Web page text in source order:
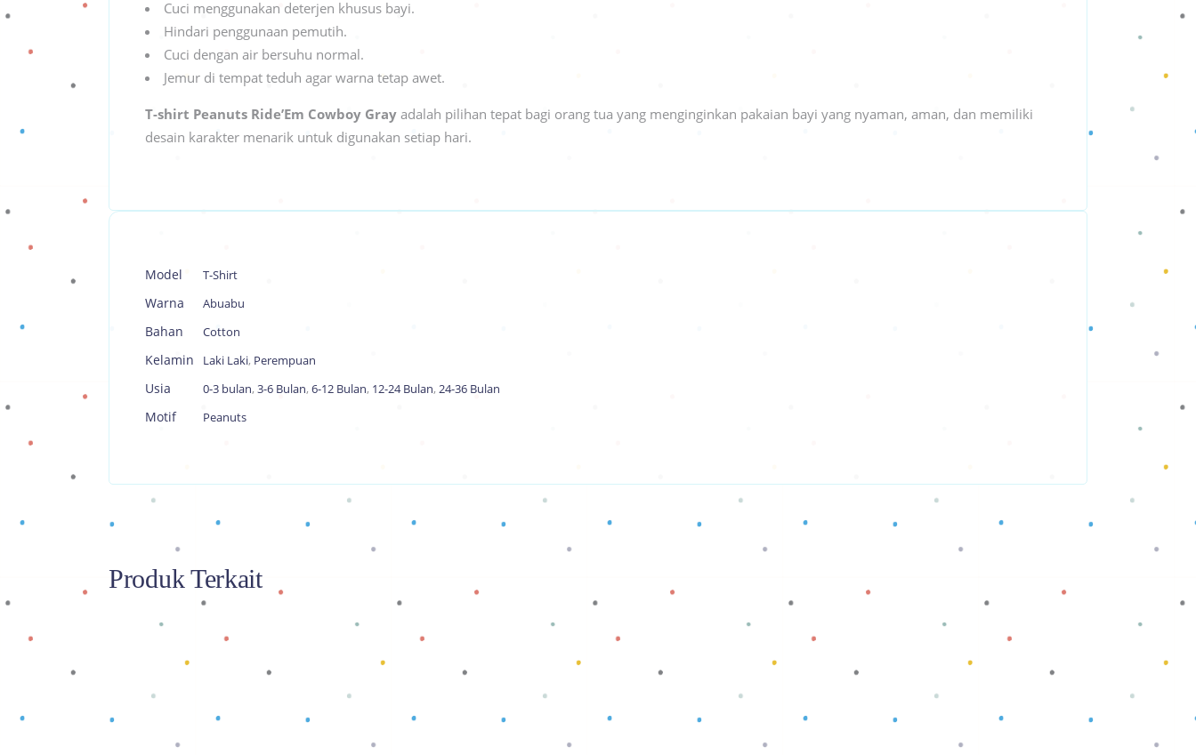
Cuci menggunakan deterjen khusus bayi.
Hindari penggunaan pemutih.
Cuci dengan air bersuhu normal.
Jemur di tempat teduh agar warna tetap awet.
T-shirt Peanuts Ride’Em Cowboy Gray adalah pilihan tepat bagi orang tua yang menginginkan pakaian bayi yang nyaman, aman, dan memiliki
desain karakter menarik untuk digunakan setiap hari.
Model T-Shirt
Warna Abuabu
Bahan Cotton
Kelamin Laki Laki, Perempuan
Usia 0-3 bulan, 3-6 Bulan, 6-12 Bulan, 12-24 Bulan, 24-36 Bulan
Motif Peanuts
Produk Terkait
Baca selengkapnya Baca selengkapnya Baca selengkapnya